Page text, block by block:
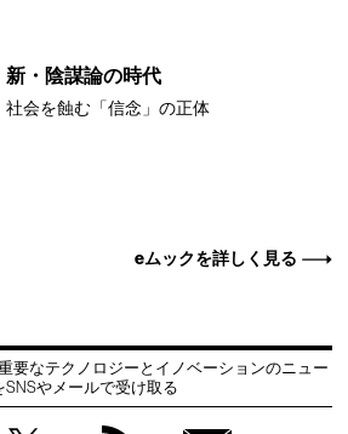
新・陰謀論の時代
社会を蝕む「信念」の正体
eムックを詳しく見る
要なテクノロジーとイノベーションのニュー
SNSやメールで受け取る